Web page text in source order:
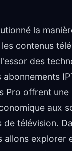
la
contenus
des
abonnements
Pro offrent
aux
de télévision.
allons explorer